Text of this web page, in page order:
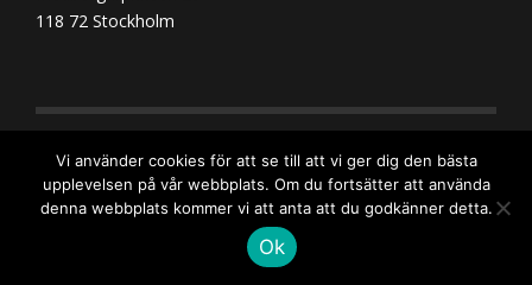
118 72 Stockholm
KONTAKT
Ansvarig utgivare: David Isaksson
Vi använder cookies för att se till att vi ger dig den bästa
upplevelsen på vår webbplats. Om du fortsätter att använda
denna webbplats kommer vi att anta att du godkänner detta.
Ok